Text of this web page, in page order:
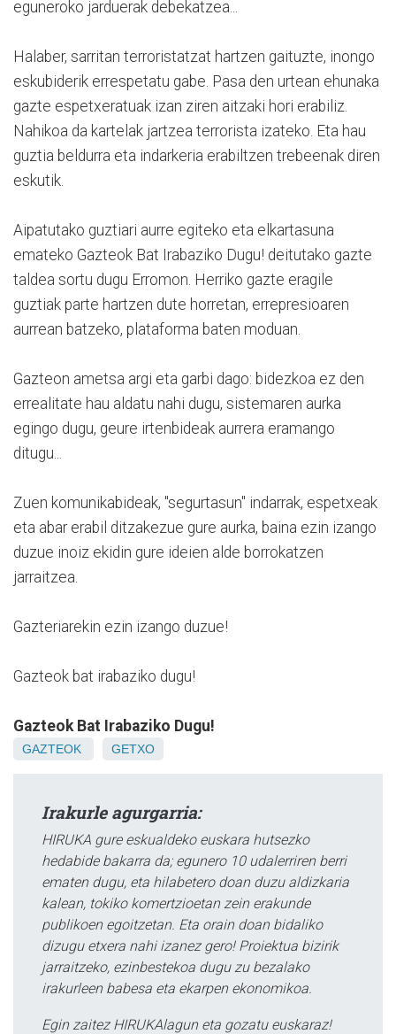
eguneroko jarduerak debekatzea...
Halaber, sarritan terroristatzat hartzen gaituzte, inongo
eskubiderik errespetatu gabe. Pasa den urtean ehunaka
gazte espetxeratuak izan ziren aitzaki hori erabiliz.
Nahikoa da kartelak jartzea terrorista izateko. Eta hau
guztia beldurra eta indarkeria erabiltzen trebeenak diren
eskutik.
Aipatutako guztiari aurre egiteko eta elkartasuna
emateko Gazteok Bat Irabaziko Dugu! deitutako gazte
taldea sortu dugu Erromon. Herriko gazte eragile
guztiak parte hartzen dute horretan, errepresioaren
aurrean batzeko, plataforma baten moduan.
Gazteon ametsa argi eta garbi dago: bidezkoa ez den
errealitate hau aldatu nahi dugu, sistemaren aurka
egingo dugu, geure irtenbideak aurrera eramango
ditugu...
Zuen komunikabideak, "segurtasun" indarrak, espetxeak
eta abar erabil ditzakezue gure aurka, baina ezin izango
duzue inoiz ekidin gure ideien alde borrokatzen
jarraitzea.
Gazteriarekin ezin izango duzue!
Gazteok bat irabaziko dugu!
Gazteok Bat Irabaziko Dugu!
GAZTEOK GETXO
Irakurle agurgarria:
HIRUKA gure eskualdeko euskara hutsezko
hedabide bakarra da; egunero 10 udalerriren berri
ematen dugu, eta hilabetero doan duzu aldizkaria
kalean, tokiko komertzioetan zein erakunde
publikoen egoitzetan. Eta orain doan bidaliko
dizugu etxera nahi izanez gero! Proiektua bizirik
jarraitzeko, ezinbestekoa dugu zu bezalako
irakurleen babesa eta ekarpen ekonomikoa.
Egin zaitez HIRUKAlagun eta gozatu euskaraz!